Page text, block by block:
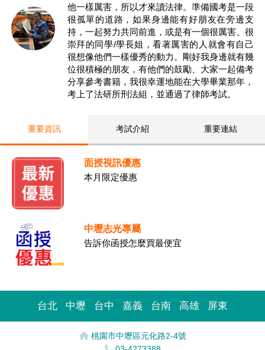
他一樣厲害，所以才來讀法律。準備國考是一段
很孤單的道路，如果身邊能有好朋友在旁邊支
持，一起努力共同前進，或是有一個很厲害、很
崇拜的同學/學長姐，看著厲害的人就會有自己
很想像他們一樣優秀的動力。剛好我身邊就有幾
位很積極的朋友，有他們的鼓勵、大家一起備考
分享參考書籍，我很幸運地能在大學畢業那年，
考上了法研所刑法組，並通過了律師考試。
重要資訊 考試介紹 重要連結
面授視訊優惠
本月限定優惠
中壢志光專屬
告訴你函授怎麼買最便宜
台北 中壢 台中 嘉義 台南 高雄 屏東
桃園市中壢區元化路2-4號